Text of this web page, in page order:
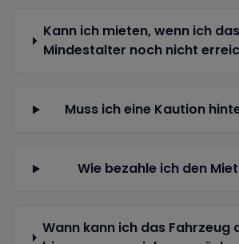
Kann ich mieten, wenn ich das
Mindestalter noch nicht
Muss ich eine Kaution
Wie bezahle ich den
Wann kann ich das Fahrzeug